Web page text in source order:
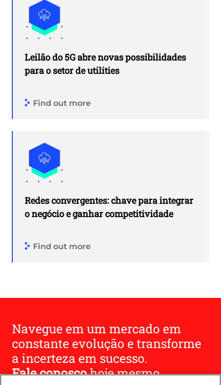
Leilão do 5G abre novas possibilidades
para o setor de utilities
Find out more
Redes convergentes: chave para integrar
o negócio e ganhar competitividade
Find out more
Navegue em um mercado em
constante evolução e transforme
a incerteza em sucesso.
Fale conoscohoje mesmo.